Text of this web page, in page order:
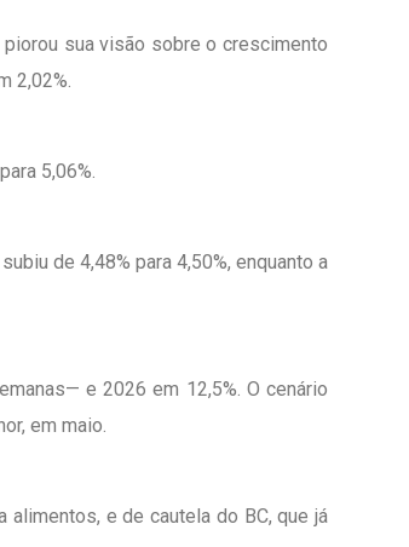
piorou sua visão sobre o crescimento
2,02%.
5,06%.
de 4,48% para 4,50%, enquanto a
e 2026 em 12,5%. O cenário
em maio.
e de cautela do BC, que já